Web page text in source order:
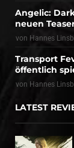
Angelic:
neuen
von Hannes
Transport
öffentlich
von Hannes
LATEST